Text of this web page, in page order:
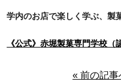
学内のお店で楽しく学ぶ、製
《公式》赤堀製菓専門学校（
« 前の記事